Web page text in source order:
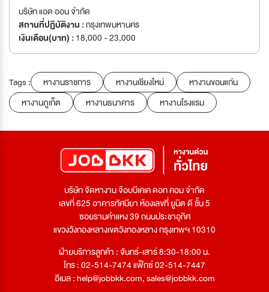
บริษัท แอด ออน จำกัด
สถานที่ปฏิบัติงาน :กรุงเทพมหานคร
เงินเดือน(บาท) : 18,000 - 23,000
Tags : หางานราชการ หางานเชียงใหม่
หางานขอนแก่น
หางานภูเก็ต
หางานธนาคาร หางานโรงแรม
บริษัท จัดหางาน จ๊อบบีเคเค ดอท คอม จำกัด
เลขที่ 625 อาคารทัศนียา ห้องเลขที่ ยูนิต ดี ชั้น 5
ซอยรามคำแหง 39 ถนนประชาอุทิศ
แขวงวังทองหลางเขตวังทองหลาง กรุงเทพฯ 10310
ฝ่ายบริการลูกค้า : จันทร์-เสาร์ 8:30-18:00 น.
โทร : 02-514-7474 แฟ็กซ์ 02-514-7447
อีเมล :help@jobbkk.com,sales@jobbkk.com